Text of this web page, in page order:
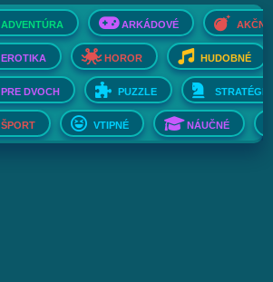
ADVENTÚRA ARKÁDOVÉ AKČNÉ
EROTIKA HOROR HUDOBNÉ
PRE DVOCH PUZZLE STRATÉGIE
ŠPORT VTIPNÉ NÁUČNÉ